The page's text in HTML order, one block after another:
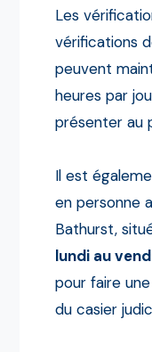
Les
vérifications
peuvent
heures par
présenter au
Il est
en personne
Bathurst,
lundi au
pour faire
du casier